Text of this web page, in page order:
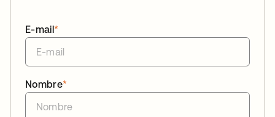
*
E-mail
*
Nombre